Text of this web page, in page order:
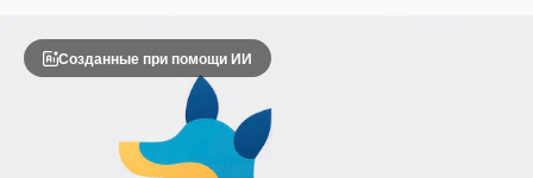
Созданные при помощи ИИ